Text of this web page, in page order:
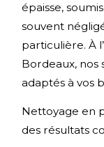
épaisse,
souvent
particulière. À
Bordeaux, nos
adaptés à vos
Nettoyage en
des résultats